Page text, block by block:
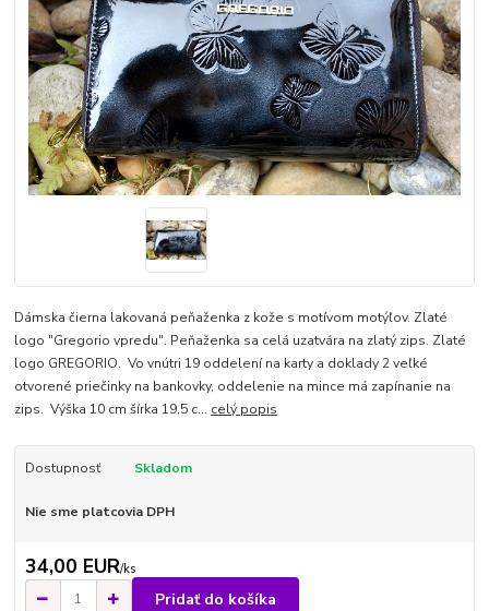
Dámska čierna lakovaná peňaženka z kože s motívom motýľov. Zlaté
logo "Gregorio vpredu". Peňaženka sa celá uzatvára na zlatý zips. Zlaté
logo GREGORIO. Vo vnútri 19 oddelení na karty a doklady 2 veľké
otvorené priečinky na bankovky, oddelenie na mince má zapínanie na
zips. Výška 10 cm šírka 19,5 c... celý popis
Dostupnosť Skladom
Nie sme platcovia DPH
34,00 EUR/ks
Pridať do košíka